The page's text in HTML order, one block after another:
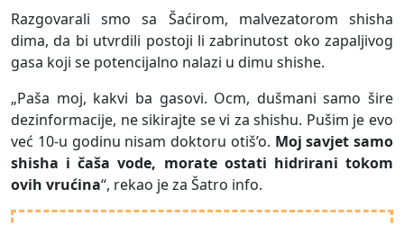
Razgovarali smo sa Šaćirom, malvezatorom shisha
dima, da bi utvrdili postoji li zabrinutost oko zapaljivog
gasa koji se potencijalno nalazi u dimu shishe.
„Paša moj, kakvi ba gasovi. Ocm, dušmani samo šire
dezinformacije, ne sikirajte se vi za shishu. Pušim je evo
već 10-u godinu nisam doktoru otiš’o. Moj savjet samo
shisha i čaša vode, morate ostati hidrirani tokom
ovih vrućina“, rekao je za Šatro info.